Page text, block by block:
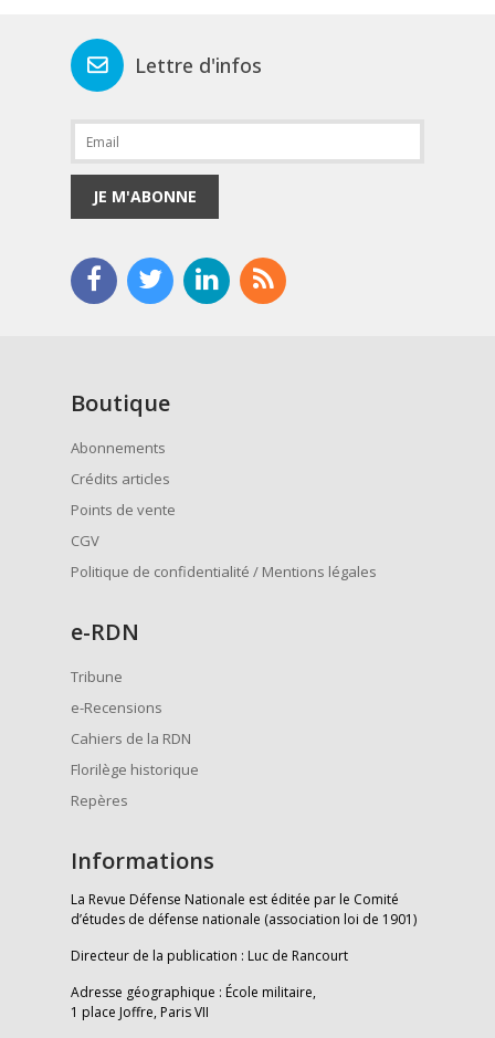
Lettre d'infos
JE M'ABONNE
Boutique
Abonnements
Crédits articles
Points de vente
CGV
Politique de confidentialité / Mentions légales
e-RDN
Tribune
e-Recensions
Cahiers de la RDN
Florilège historique
Repères
Informations
La Revue Défense Nationale est éditée par le Comité
d’études de défense nationale (association loi de 1901)
Directeur de la publication : Luc de Rancourt
Adresse géographique : École militaire,
1 place Joffre, Paris VII